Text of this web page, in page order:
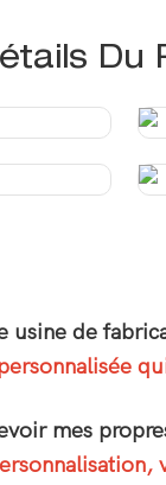
Du
usine de
mes